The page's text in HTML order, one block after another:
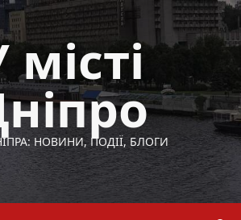
місті
НОВИНИ, ПОДІЇ, БЛОГИ